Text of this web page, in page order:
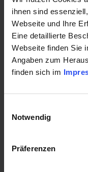
ihnen sind
Webseite und Ihre
Eine detaillierte
Webseite finden Sie
Angaben zum
finden sich im
Notwendig
Präferenzen
Auf Karte
Telefon: